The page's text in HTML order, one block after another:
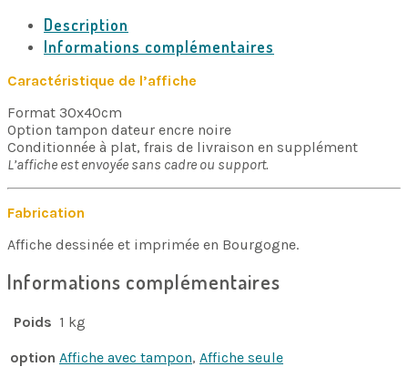
Description
Informations complémentaires
Caractéristique de l’affiche
Format 30x40cm
Option tampon dateur encre noire
Conditionnée à plat, frais de livraison en supplément
L’affiche est envoyée sans cadre ou support.
Fabrication
Affiche dessinée et imprimée en Bourgogne.
Informations complémentaires
Poids 1 kg
option Affiche avec tampon, Affiche seule